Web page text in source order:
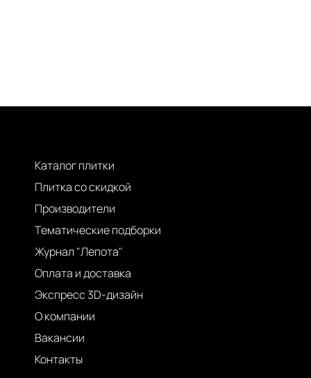
Каталог плитки
Плитка со скидкой
Производители
Тематические подборки
Журнал "Лепота"
Оплата и доставка
Экспресс 3D-дизайн
О компании
Вакансии
Контакты